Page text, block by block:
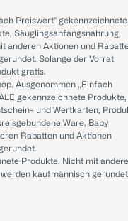
Preiswert" gekennzeichnete
Säuglingsanfangsnahrung,
anderen Aktionen und
Solange der Vorrat
gratis.
Ausgenommen „Einfach
gekennzeichnete Produkte,
und Wertkarten,
Ware, Baby
Rabatten und Aktionen
Produkte. Nicht mit
kaufmännisch